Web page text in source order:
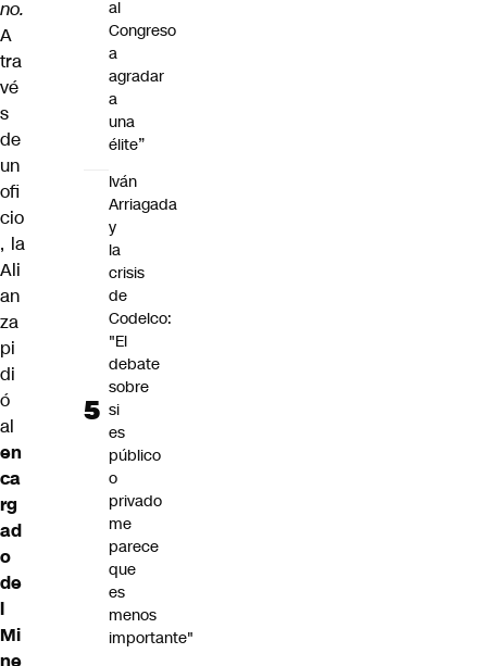
no.
A
tra
vé
s
de
un
ofi
cio
, la
Ali
an
za
pi
di
ó
al
en
ca
rg
ad
o
de
l
Mi
ne
al
Congreso
a
agradar
a
una
élite”
Iván
Arriagada
y
la
crisis
de
Codelco:
"El
debate
sobre
si
es
público
o
privado
me
parece
que
es
menos
importante"